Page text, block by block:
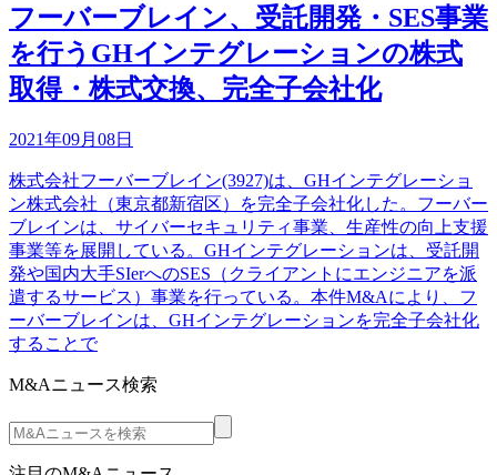
フーバーブレイン、受託開発・SES事業
を行うGHインテグレーションの株式
取得・株式交換、完全子会社化
2021年09月08日
株式会社フーバーブレイン(3927)は、GHインテグレーショ
ン株式会社（東京都新宿区）を完全子会社化した。フーバー
ブレインは、サイバーセキュリティ事業、生産性の向上支援
事業等を展開している。GHインテグレーションは、受託開
発や国内大手SIerへのSES（クライアントにエンジニアを派
遣するサービス）事業を行っている。本件M&Aにより、フ
ーバーブレインは、GHインテグレーションを完全子会社化
することで
M&Aニュース検索